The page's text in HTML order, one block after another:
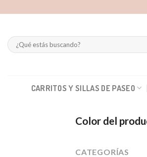
Buscar
por:
CARRITOS Y SILLAS DE PASEO
Color del
CATEGORÍAS